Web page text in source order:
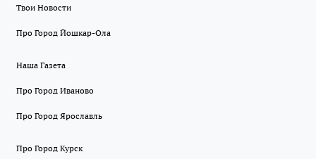
Твои Новости
Про Город Йошкар-Ола
Наша Газета
Про Город Иваново
Про Город Ярославль
Про Город Курск